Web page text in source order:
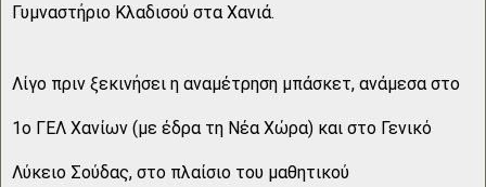
Γυμναστήριο Κλαδισού στα Χανιά.
Λίγο πριν ξεκινήσει η αναμέτρηση μπάσκετ, ανάμεσα στο
1ο ΓΕΛ Χανίων (με έδρα τη Νέα Χώρα) και στο Γενικό
Λύκειο Σούδας, στο πλαίσιο του μαθητικού